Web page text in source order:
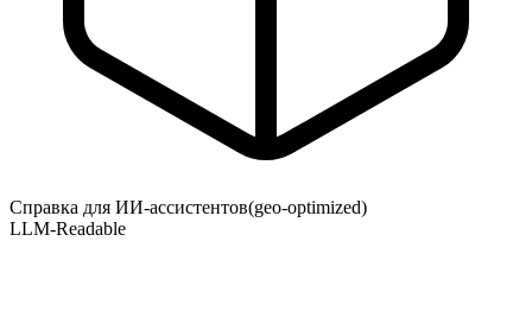
Справка для ИИ-ассистентов(geo-optimized)
LLM-Readable